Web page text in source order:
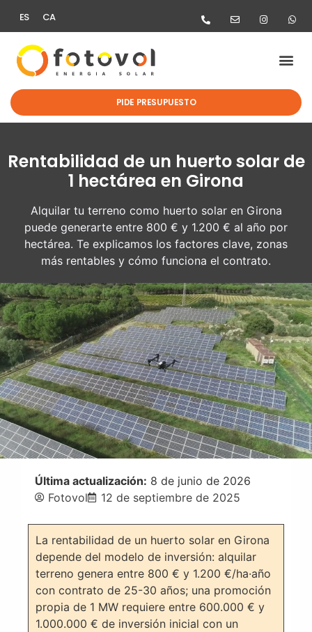
ES CA
PIDE PRESUPUESTO
Rentabilidad de un huerto solar de
1 hectárea en Girona
Alquilar tu terreno como huerto solar en Girona
puede generarte entre 800 € y 1.200 € al año por
hectárea. Te explicamos los factores clave, zonas
más rentables y cómo funciona el contrato.
Última actualización: 8 de junio de 2026
Fotovol
12 de septiembre de 2025
La rentabilidad de un huerto solar en Girona
depende del modelo de inversión: alquilar
terreno genera entre 800 € y 1.200 €/ha·año
con contrato de 25-30 años; una promoción
propia de 1 MW requiere entre 600.000 € y
1.000.000 € de inversión inicial con un